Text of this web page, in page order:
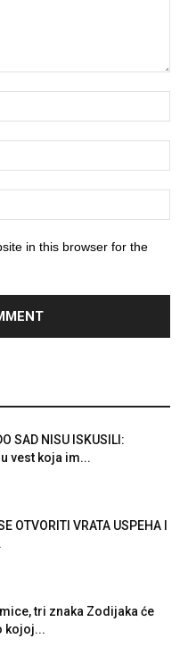
in this browser for the
SAD NISU ISKUSILI:
vest koja im...
OTVORITI VRATA USPEHA I
tri znaka Zodijaka će
kojoj...